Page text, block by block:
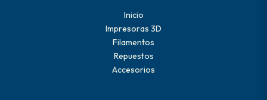
Inicio
Impresoras 3D
Filamentos
Repuestos
Accesorios